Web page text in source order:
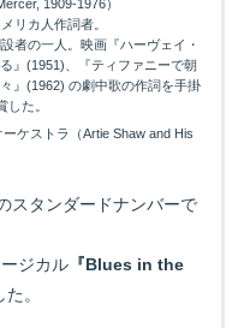
1909-1976）
リカ人作詞者。
者の一人。映画『ハーヴェイ・
』(1951)、『ティファニーで朝
』(1962) の劇中歌の作詞を手掛
た。
ケストラ（Artie Shaw and His
スタンダードナンバーで
ジカル『Blues in the
。